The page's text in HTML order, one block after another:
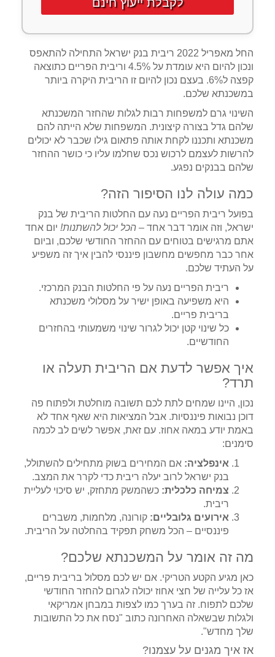
החל מאפריל 2022 ריבית בנק ישראל התחילה להתאפס
ונכון להיום היא עומדת על 4.5% וריבית הפריים כתוצאה
קפצה ל6%. בעצם נכון להיום זו הריבית היקרה ביותר
במשכנתא שלכם.
השינוי גרם למשפחות רבות לגלות שהחזר המשכנתא
שלהם גדל בצורה קיצונית. המשפחות שלא הייתה להם
משכנתא ותכננו לקחת אותה פתאום גילו שכבר לא יכולים
להרשות לעצמם לרכוש נכס שחלמו עליו כי כושר ההחזר
שלהם בבנקים נפגע.
כמה עולה לנו הסיפור הזה?
בפועל ריבית הפריים נעה עם החלטות הריבית של בנק
ישראל, וזה אומר דבר אחד – הכל יכול להשתנות! יום אחד
אתם מרגישים בטוחים עם ההחזר החודשי שלכם, וביום
אחר כבר מחפשים מחשבון פיננסי להבין איך זה משפיע
על העתיד שלכם.
ריבית הפריים נעה על פי החלטות הבנק המרכזי.
היא משפיעה באופן ישיר על מסלולי משכנתא
בריבית פריים.
כל שינוי קטן יכול לגרור שינוי משמעותי בהחזרים
החודשיים.
איך אפשר לדעת אם הריבית תעלה או
תרד?
נכון, היינו שמחים לתת לכם תשובה מוחלטת ולפתוח פה
דוכן נבואות פיננסיות. אבל המציאות היא שאף אחד לא
באמת יודע במאה אחוז. עם זאת, אפשר לשים לב לכמה
סימנים:
אינפלציה: אם המחירים בשוק מתחילים להשתולל,
בנק ישראל לרוב יעלה ריבית כדי לקרר את המצב.
צמיחה כלכלית: כשהמשק מתחזק, יש סיכוי לעליית
ריבית.
אירועים גלובליים: קורונה, מלחמות, משברים
פיננסיים – הכל משחק תפקיד בהחלטה על הריבית.
מה זה אומר על המשכנתא שלכם?
כאן מגיע הקטע הטריקי. אם יש לכם מסלול בריבית פריים,
אז כל עלייה של חצי אחוז יכולה לגרום להחזר החודשי
שלכם לתפוח. זה בערך כמו לצפות במבחן אמריקאי
ולגלות שבשאלה האחרונה כתוב "נסח את כל התשובות
שלך מחדש".
אז איך מגנים על עצמנו?